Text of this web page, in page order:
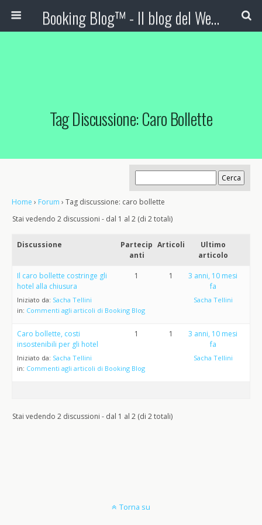
Booking Blog™ - Il blog del Web Marketing Turistico
Tag Discussione: Caro Bollette
Home › Forum › Tag discussione: caro bollette
Stai vedendo 2 discussioni - dal 1 al 2 (di 2 totali)
Discussione
Partecip
anti
Articoli
Ultimo
articolo
Il caro bollette costringe gli
hotel alla chiusura
Iniziato da: Sacha Tellini
in: Commenti agli articoli di Booking Blog
1 1
3 anni, 10 mesi
fa
Sacha Tellini
Caro bollette, costi
insostenibili per gli hotel
Iniziato da: Sacha Tellini
in: Commenti agli articoli di Booking Blog
1 1
3 anni, 10 mesi
fa
Sacha Tellini
Stai vedendo 2 discussioni - dal 1 al 2 (di 2 totali)
Torna su